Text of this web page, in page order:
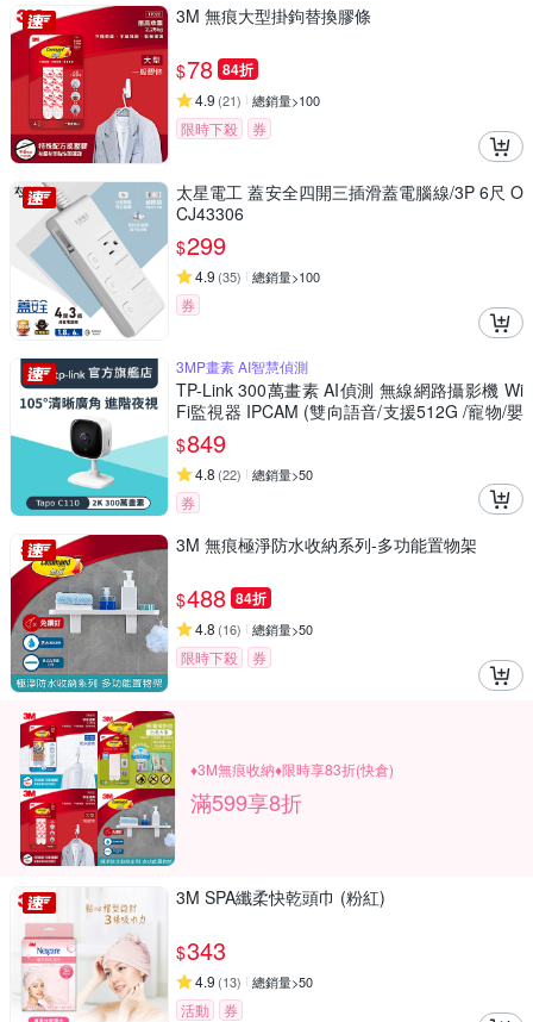
3M 無痕大型掛鉤替換膠條
$78 84折
4.9 (21) 總銷量>100
限時下殺 券
太星電工 蓋安全四開三插滑蓋電腦線/3P 6尺 O
CJ43306
$299
4.9 (35) 總銷量>100
券
3MP畫素 AI智慧偵測
TP-Link 300萬畫素 AI偵測 無線網路攝影機 Wi
Fi監視器 IPCAM (雙向語音/支援512G /寵物/嬰
兒/長輩/Tapo C110
$849
4.8 (22) 總銷量>50
券
3M 無痕極淨防水收納系列-多功能置物架
$488 84折
4.8 (16) 總銷量>50
限時下殺 券
♦3M無痕收納♦限時享83折(快倉)
滿599享8折
3M SPA纖柔快乾頭巾 (粉紅)
$343
4.9 (13) 總銷量>50
活動 券